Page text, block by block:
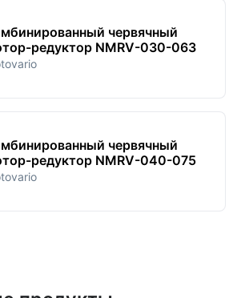
червячный
редуктор NMRV-030-063
червячный
редуктор NMRV-040-075